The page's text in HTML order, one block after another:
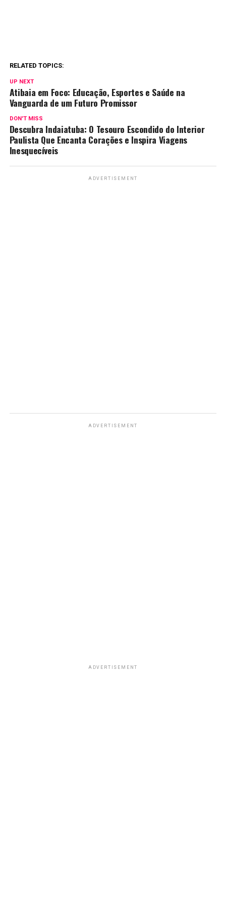
RELATED TOPICS:
UP NEXT
Atibaia em Foco: Educação, Esportes e Saúde na
Vanguarda de um Futuro Promissor
DON'T MISS
Descubra Indaiatuba: O Tesouro Escondido do Interior
Paulista Que Encanta Corações e Inspira Viagens
Inesquecíveis
ADVERTISEMENT
ADVERTISEMENT
ADVERTISEMENT